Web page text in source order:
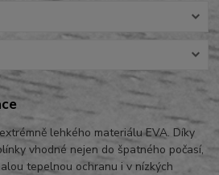
lehkého materiálu EVA. Díky
vhodné nejen do špatného počasí,
tepelnou ochranu i v nízkých